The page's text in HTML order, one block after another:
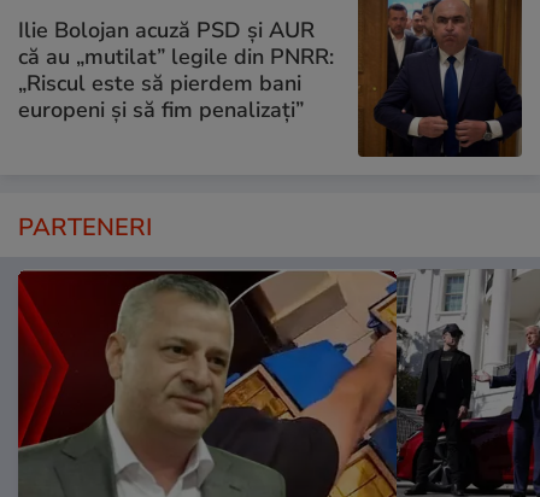
Ilie Bolojan acuză PSD și AUR
că au „mutilat” legile din PNRR:
„Riscul este să pierdem bani
europeni și să fim penalizați”
PARTENERI